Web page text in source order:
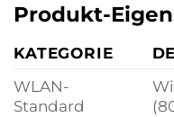
Produkt-
KATEGORIE
WLAN-
Standard